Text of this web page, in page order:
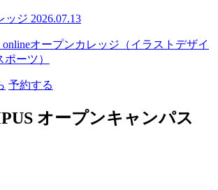
ッジ 2026.07.13
onlineオープンカレッジ（イラストデザイ
ーツ）
予約する
オープンキャンパス